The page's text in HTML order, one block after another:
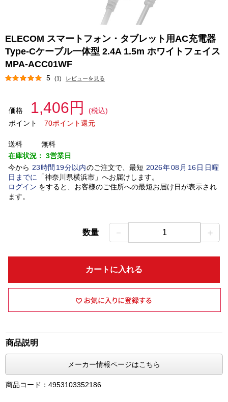
ELECOM スマートフォン・タブレット用AC充電器
Type-Cケーブル一体型 2.4A 1.5m ホワイトフェイス
MPA-ACC01WF
5 (1) レビューを見る
価格 1,406円
(税込)
ポイント
70ポイント還元
送料
無料
在庫状況： 3営業日
今から 23時間 19分以内のご注文で、最短 2026年08 月 16日日曜
日 までに 「神奈川県横浜市」 へお届けします。
ログイン をすると、お客様のご住所への最短お届け日が表示され
ます。
数量 － 1 ＋
カートに入れる
商品説明
メーカー情報ページはこちら
商品コード：4953103352186